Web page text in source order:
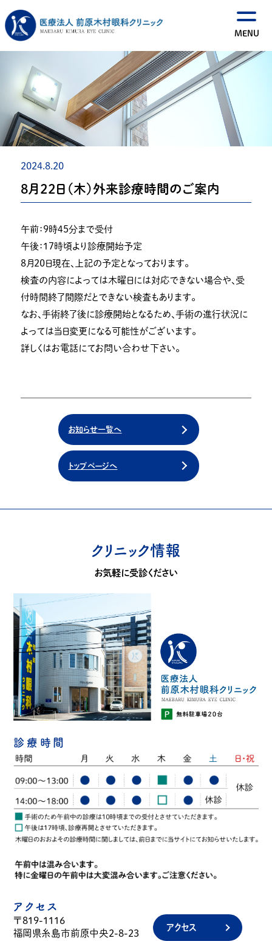
2024.8.20
８月２２日（木）外来診療時間のご案内
午前：９時４５分まで受付
午後：１７時頃より診療開始予定
８月２０日現在、上記の予定となっております。
検査の内容によっては木曜日には対応できない場合や、受
付時間終了間際だとできない検査もあります。
なお、手術終了後に診療開始となるため、手術の進行状況に
よっては当日変更になる可能性がございます。
詳しくはお電話にてお問い合わせ下さい。
お知らせ一覧へ
トップページへ
クリニック情報
お気軽に受診ください
診療時間
アクセス
〒819-1116
福岡県糸島市前原中央2-8-23
アクセス